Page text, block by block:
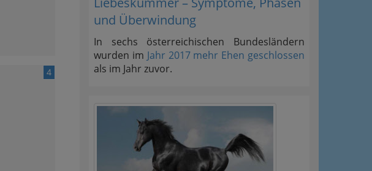
4
und Überwindung
In sechs österreichischen Bundesländern
wurden im Jahr 2017 mehr Ehen geschlossen
als im Jahr zuvor.